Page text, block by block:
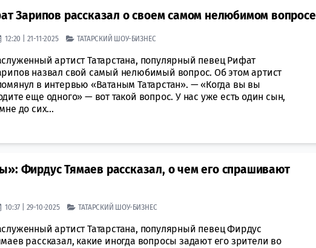
Зарипов рассказал о своем самом нелюбимом вопросе
12:20 | 21-11-2025 ТАТАРСКИЙ ШОУ-БИЗНЕС
артист Татарстана, популярный певец Рифат
назвал свой самый нелюбимый вопрос. Об этом артист
в интервью «Ватаным Татарстан». — «Когда вы вы
еще одного» — вот такой вопрос. У нас уже есть один сын,
до сих...
Фирдус Тямаев рассказал, о чем его спрашивают
10:37 | 29-10-2025 ТАТАРСКИЙ ШОУ-БИЗНЕС
артист Татарстана, популярный певец Фирдус
рассказал, какие иногда вопросы задают его зрители во